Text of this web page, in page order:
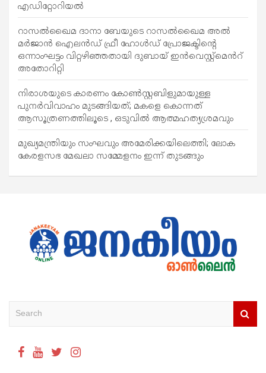
എഡിറ്റോറിയൽ
റാസൽഖൈമ ദാനാ ബേയുടെ റാസൽഖൈമ അൽ
മർജാൻ ഐലൻഡ് ഫ്രീ ഹോൾഡ് പ്രോജക്ടിന്റെ
ഒന്നാംഘട്ടം വിറ്റഴിഞ്ഞതായി ദുബായ് ഇൻവെസ്റ്റ്‌മെൻറ്
അതോറിറ്റി
നിരാശയുടെ കാരണം കോണ്‍സ്റ്റബിളുമായുള്ള
പുനര്‍വിവാഹം മുടങ്ങിയത്; മകളെ കൊന്നത്
ആസൂത്രണത്തിലൂടെ , ഒടുവിൽ ആത്മഹത്യശ്രമവും
മുഖ്യമന്ത്രിയും സംഘവും അമേരിക്കയിലെത്തി; ലോക
കേരളസഭ മേഖലാ സമ്മേളനം ഇന്ന് തുടങ്ങും